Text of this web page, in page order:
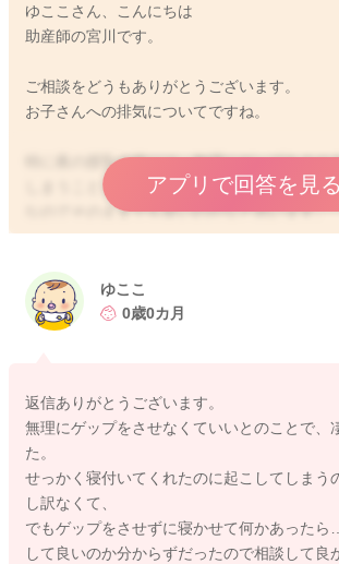
ゆここさん、こんにちは
助産師の宮川です。
ご相談をどうもありがとうございます。
お子さんへの排気についてですね。
特に夜の授乳の後には、無理にゲップをさせ
しまうこともあると思います。
なのでそのままでも良いのかなと思います。
飲ませてあげた後に5分ほど抱っこで様子を
それから寝かせてあげるのもいいと思います
と思います。
一旦呼吸が落ち着いてできるように、トント
だき、様子を見てみていただけたらと思いま
どうぞよろしくお願いします。
アプリで回答を見る
ゆここ
0歳0カ月
返信ありがとうございます。
無理にゲップをさせなくていいとのことで、
た。
せっかく寝付いてくれたのに起こしてしまう
し訳なくて、
でもゲップをさせずに寝かせて何かあったら
して良いのか分からずだったので相談して良